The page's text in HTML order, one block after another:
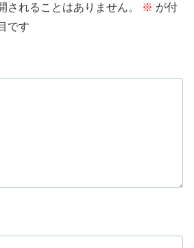
されることはありません。 ※ が付
です